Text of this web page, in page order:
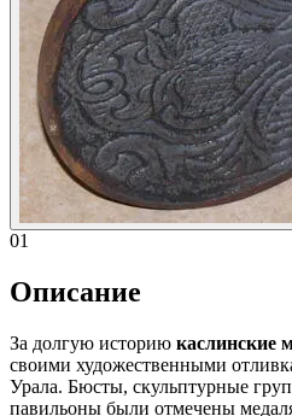
01
Описание
За долгую историю каслинские
своими художественными
Урала. Бюсты, скульптурные
павильоны были отмечены